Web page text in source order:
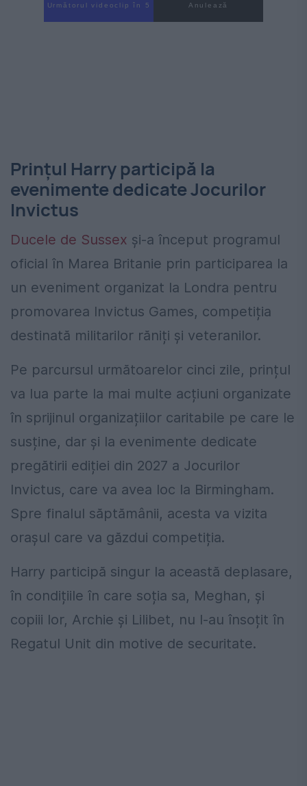
Următorul videoclip în 4 Anulează
Prințul Harry participă la
evenimente dedicate Jocurilor
Invictus
Ducele de Sussex și-a început programul
oficial în Marea Britanie prin participarea la
un eveniment organizat la Londra pentru
promovarea Invictus Games, competiția
destinată militarilor răniți și veteranilor.
Pe parcursul următoarelor cinci zile, prințul
va lua parte la mai multe acțiuni organizate
în sprijinul organizațiilor caritabile pe care le
susține, dar și la evenimente dedicate
pregătirii ediției din 2027 a Jocurilor
Invictus, care va avea loc la Birmingham.
Spre finalul săptămânii, acesta va vizita
orașul care va găzdui competiția.
Harry participă singur la această deplasare,
în condițiile în care soția sa, Meghan, și
copiii lor, Archie și Lilibet, nu l-au însoțit în
Regatul Unit din motive de securitate.